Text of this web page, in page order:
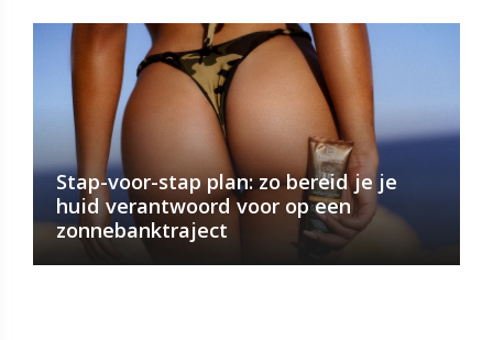
Stap-voor-stap plan: zo bereid je je
huid verantwoord voor op een
zonnebanktraject